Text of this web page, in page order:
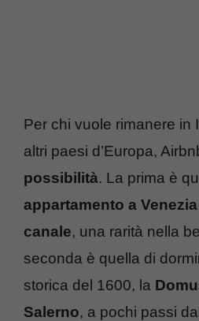
Per chi vuole rimanere in
altri paesi d’Europa,
possibilità. La prima è
appartamento a
canale, una rarità nella
seconda è quella di
storica del 1600, la
Salerno, a pochi passi